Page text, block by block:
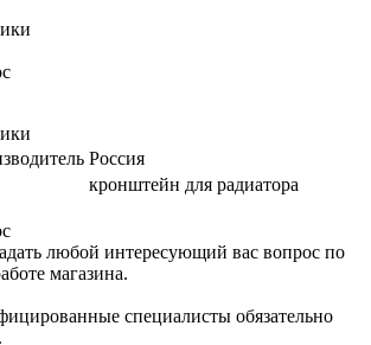
Россия
кронштейн для радиатора
любой интересующий вас вопрос по
магазина.
специалисты обязательно